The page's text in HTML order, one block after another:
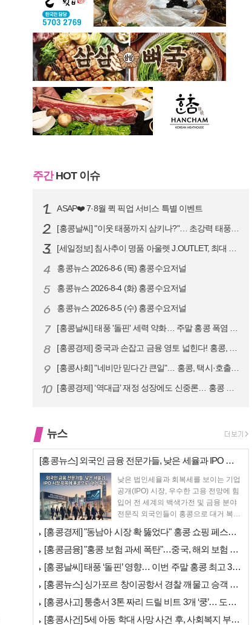
주간HOT 이슈
ASAP❤️ 7·8월 퀵 픽업 서비스 특별 이벤트
[홍콩날씨] "이웃 태풍까지 삼키나?"… 초강력 태풍 '돌핀' 세력 재확…
[세일정보] 침사추이 명품 아울렛 J.OUTLET, 최대 90% 빅 세일…
4 홍콩뉴스 2026-8-6 (목) 홍콩수요저널
5 홍콩뉴스 2026-8-4 (화) 홍콩수요저널
6 홍콩뉴스 2026-8-5 (수) 홍콩수요저널
7 [홍콩날씨] 태풍 '돌핀' 세력 약화… 주말 홍콩 폭염 예고
8 [홍콩경제] 중국과 손잡고 금융 영토 넓힌다! 홍콩, 10대 신규 정책 …
9 [홍콩사회] "네비만 믿다간 큰일"… 홍콩, 택시·호출차 통합 시험 도입…
10 [홍콩경제] ‘역대급’ 재정 성장에도 신중론… 홍콩 GDP 전망 상향 속…
뉴스
[홍콩뉴스] 외국인 금융 전문가들, 낮은 세율과 IPO 시장 회복에 홍콩…
낮은 법인세율과 회복세를 보이는 기업
공개(IPO) 시장, 우수한 고용 전망에 힘
입어 전 세계의 백색가전 및 금융 분야
전문직 외국인들이 홍콩으로 대거 복귀
[홍콩경제] "동남아 시장 확 뚫었다" 홍콩 쇼핑 페스티벌, 매출 대박 …
[홍콩금융] "홍콩 보험 과세 폭탄"…중국, 해외 보험 수익에 20% 세…
[홍콩날씨] 태풍 ‘돌핀’ 영향… 이번 주말 홍콩 최고 36도 폭염 비상
[홍콩뉴스] 싱가포르 창이공항서 경찰 깨물고 승객 폭행한 홍콩 모자, 결…
[홍콩사고] 퉁충서 3톤 짜리 드릴 비트 3개 ‘쿵’… 도로 파손·교통 …
[홍콩사건] 5세 아동 학대 사망 사건 후, 사회복지 부서에 내부 검토 …